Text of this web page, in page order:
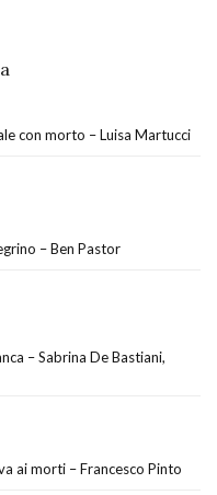
con morto – Luisa Martucci
– Ben Pastor
– Sabrina De Bastiani,
ai morti – Francesco Pinto